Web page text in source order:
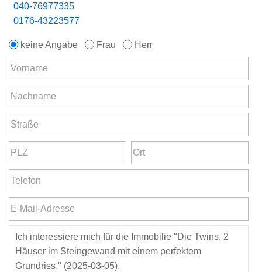
040-76977335
0176-43223577
keine Angabe Frau Herr